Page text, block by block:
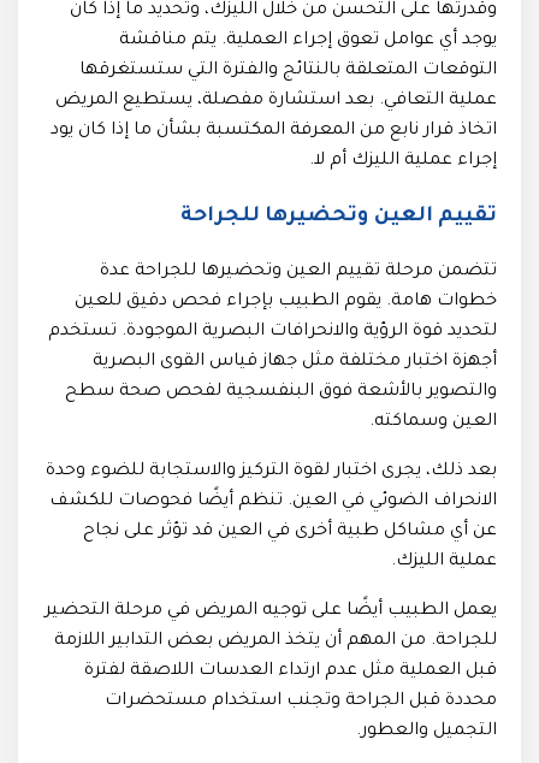
وقدرتها على التحسن من خلال الليزك، وتحديد ما إذا كان
يوجد أي عوامل تعوق إجراء العملية. يتم مناقشة
التوقعات المتعلقة بالنتائج والفترة التي ستستغرقها
عملية التعافي. بعد استشارة مفصلة، يستطيع المريض
اتخاذ قرار نابع من المعرفة المكتسبة بشأن ما إذا كان يود
إجراء عملية الليزك أم لا.
تقييم العين وتحضيرها للجراحة
تتضمن مرحلة تقييم العين وتحضيرها للجراحة عدة
خطوات هامة. يقوم الطبيب بإجراء فحص دقيق للعين
لتحديد قوة الرؤية والانحرافات البصرية الموجودة. تستخدم
أجهزة اختبار مختلفة مثل جهاز قياس القوى البصرية
والتصوير بالأشعة فوق البنفسجية لفحص صحة سطح
العين وسماكته.
بعد ذلك، يجرى اختبار لقوة التركيز والاستجابة للضوء وحدة
الانحراف الضوئي في العين. تنظم أيضًا فحوصات للكشف
عن أي مشاكل طبية أخرى في العين قد تؤثر على نجاح
عملية الليزك.
يعمل الطبيب أيضًا على توجيه المريض في مرحلة التحضير
للجراحة. من المهم أن يتخذ المريض بعض التدابير اللازمة
قبل العملية مثل عدم ارتداء العدسات اللاصقة لفترة
محددة قبل الجراحة وتجنب استخدام مستحضرات
التجميل والعطور.